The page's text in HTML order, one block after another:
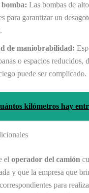
Las bombas de
para garantizar un
de maniobrabilidad:
o espacios reducidos,
puede ser complicado.
kilómetros hay
el operador del camión
y que la empresa que
para